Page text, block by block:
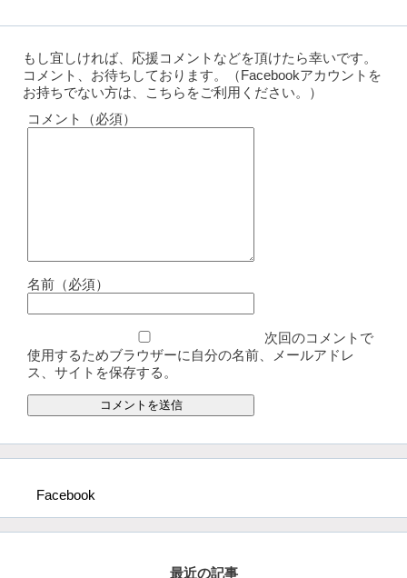
もし宜しければ、応援コメントなどを頂けたら幸いです。
コメント、お待ちしております。（Facebookアカウントを
お持ちでない方は、こちらをご利用ください。）
コメント（必須）
名前（必須）
次回のコメントで
使用するためブラウザーに自分の名前、メールアドレ
ス、サイトを保存する。
Facebook
最近の記事